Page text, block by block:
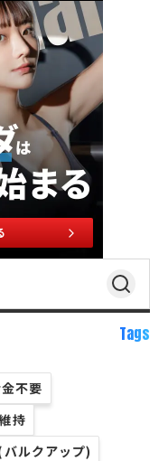
Tags
不要
持
ルクアップ)